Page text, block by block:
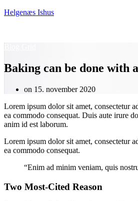
Helgenæs Ishus
Baking can be done with
on 15. november 2020
Lorem ipsum dolor sit amet, consectetur
ea commodo consequat. Duis aute irure
anim id est laborum.
Lorem ipsum dolor sit amet, consectetur
ea commodo consequat.
“Enim ad minim veniam, quis
Two Most-Cited Reason